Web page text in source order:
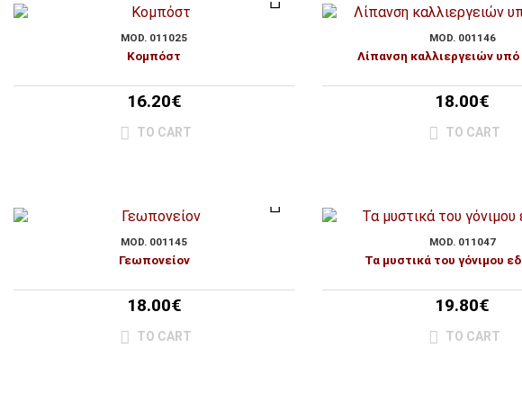
MOD. 011025
Κομπόστ
16.20€
TO CART
MOD. 001146
Λίπανση καλλιεργειών
18.00€
TO CART
MOD. 001145
Γεωπονείον
18.00€
TO CART
MOD. 011047
Τα μυστικά του γόνιμου
19.80€
TO CART